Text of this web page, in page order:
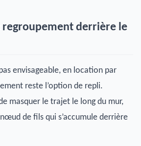
regroupement derrière le
envisageable, en location par
reste l’option de repli.
masquer le trajet le long du mur,
de fils qui s’accumule derrière